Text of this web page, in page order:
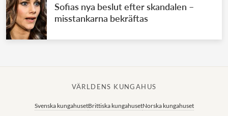
Sofias nya beslut efter skandalen –
misstankarna bekräftas
VÄRLDENS KUNGAHUS
Svenska kungahusetBrittiska kungahusetNorska kungahuset